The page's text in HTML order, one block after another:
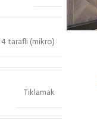
4 taraflı (mikro)
Tıklamak